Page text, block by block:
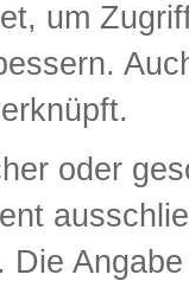
um
oder
Die